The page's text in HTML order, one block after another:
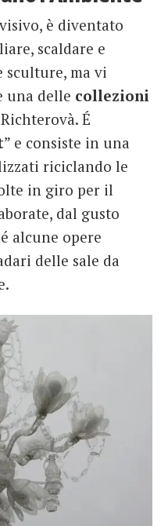
è diventato
scaldare e
sculture, ma vi
una delle collezioni
É
” e consiste in una
riciclando le
in giro per il
dal gusto
alcune opere
delle sale da